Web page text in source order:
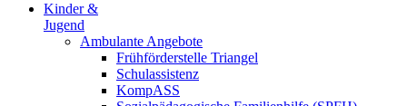
Kinder &
Jugend
Ambulante Angebote
Frühförderstelle Triangel
Schulassistenz
KompASS